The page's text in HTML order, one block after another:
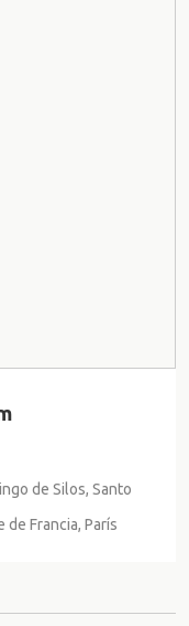
de Silos, Santo
Francia, París